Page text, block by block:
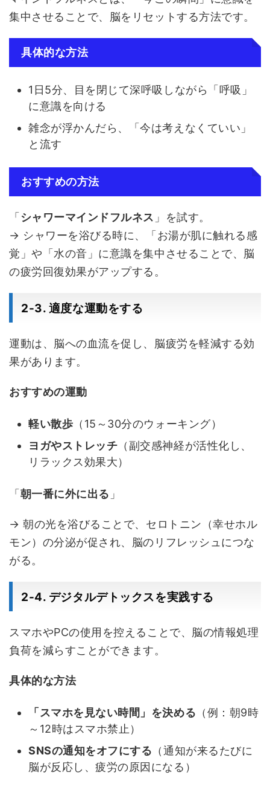
集中させることで、脳をリセットする方法です。
具体的な方法
1日5分、目を閉じて深呼吸しながら「呼吸」
に意識を向ける
雑念が浮かんだら、「今は考えなくていい」
と流す
おすすめの方法
「 シャワーマインドフルネス 」を試す。
→ シャワーを浴びる時に、「お湯が肌に触れる感
覚」や「水の音」に意識を集中させることで、脳
の疲労回復効果がアップする。
2-3. 適度な運動をする
運動は、脳への血流を促し、脳疲労を軽減する効
果があります。
おすすめの運動
軽い散歩 （15～30分のウォーキング）
ヨガやストレッチ （副交感神経が活性化し、
リラックス効果大）
「 朝一番に外に出る 」
→ 朝の光を浴びることで、セロトニン（幸せホル
モン）の分泌が促され、脳のリフレッシュにつな
がる。
2-4. デジタルデトックスを実践する
スマホやPCの使用を控えることで、脳の情報処理
負荷を減らすことができます。
具体的な方法
「スマホを見ない時間」を決める （例：朝9時
～12時はスマホ禁止）
SNSの通知をオフにする （通知が来るたびに
脳が反応し、疲労の原因になる）